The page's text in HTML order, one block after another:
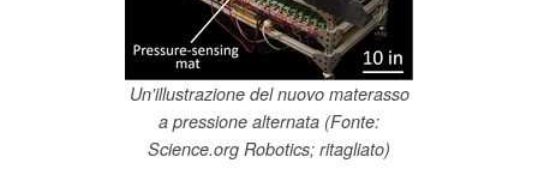
Un'illustrazione del nuovo materasso
a pressione alternata (Fonte:
Science.org Robotics; ritagliato)